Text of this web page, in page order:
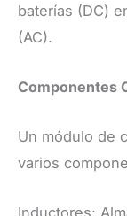
baterías (DC)
(AC).
Componentes
Un módulo de
varios